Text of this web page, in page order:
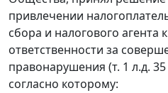
привлечении
сбора и налогового агента
ответственности за
правонарушения (т. 1 л.д. 35
согласно которому: